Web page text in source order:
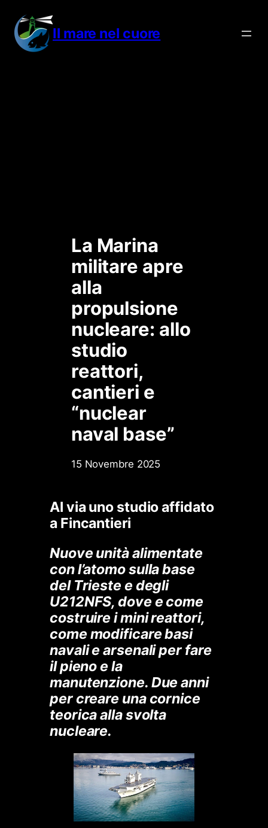
contenuto
Il mare nel cuore
La Marina
militare apre
alla
propulsione
nucleare: allo
studio
reattori,
cantieri e
“nuclear
naval base”
15 Novembre 2025
Al via uno studio affidato
a Fincantieri
Nuove unità alimentate
con l’atomo sulla base
del Trieste e degli
U212NFS, dove e come
costruire i mini reattori,
come modificare basi
navali e arsenali per fare
il pieno e la
manutenzione. Due anni
per creare una cornice
teorica alla svolta
nucleare.